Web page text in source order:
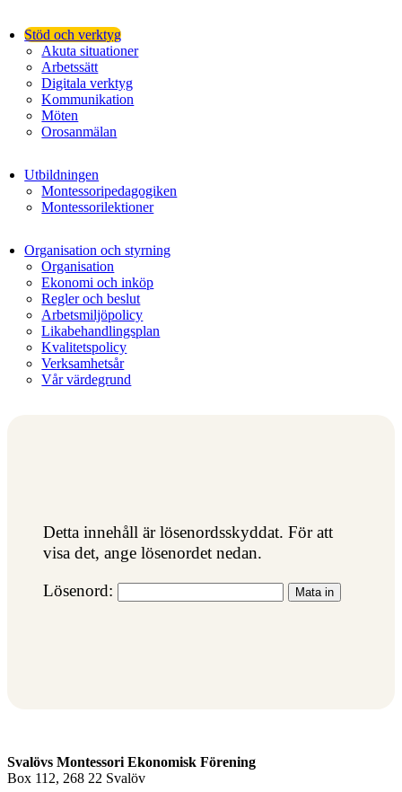
Stöd och verktyg
Akuta situationer
Arbetssätt
Digitala verktyg
Kommunikation
Möten
Orosanmälan
Utbildningen
Montessoripedagogiken
Montessorilektioner
Organisation och styrning
Organisation
Ekonomi och inköp
Regler och beslut
Arbetsmiljöpolicy
Likabehandlingsplan
Kvalitetspolicy
Verksamhetsår
Vår värdegrund
Detta innehåll är lösenordsskyddat. För att
visa det, ange lösenordet nedan.
Lösenord:
Svalövs Montessori Ekonomisk Förening
Box 112, 268 22 Svalöv